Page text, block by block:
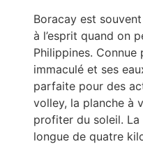
Boracay est
à l’esprit quand on
Philippines.
immaculé et ses
parfaite pour des
volley, la planche à
profiter du soleil. La
longue de quatre